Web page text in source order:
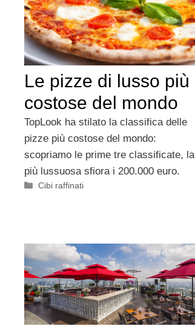
Le pizze di lusso più
costose del mondo
TopLook ha stilato la classifica delle
pizze più costose del mondo:
scopriamo le prime tre classificate, la
più lussuosa sfiora i 200.000 euro.
Categorie
Cibi raffinati